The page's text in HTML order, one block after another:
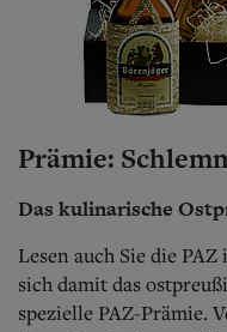
Prämie:
Das kulinarische
Lesen auch Sie die
sich damit das
spezielle PAZ-Prämie.